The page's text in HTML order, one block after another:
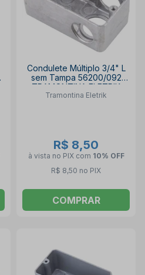
Condulete Múltiplo 3/4" L
sem Tampa 56200/092
TRAMONTINA ELETRIK
Tramontina Eletrik
R$ 8,50
à vista no PIX com 10% OFF
R$ 8,50 no PIX
COMPRAR